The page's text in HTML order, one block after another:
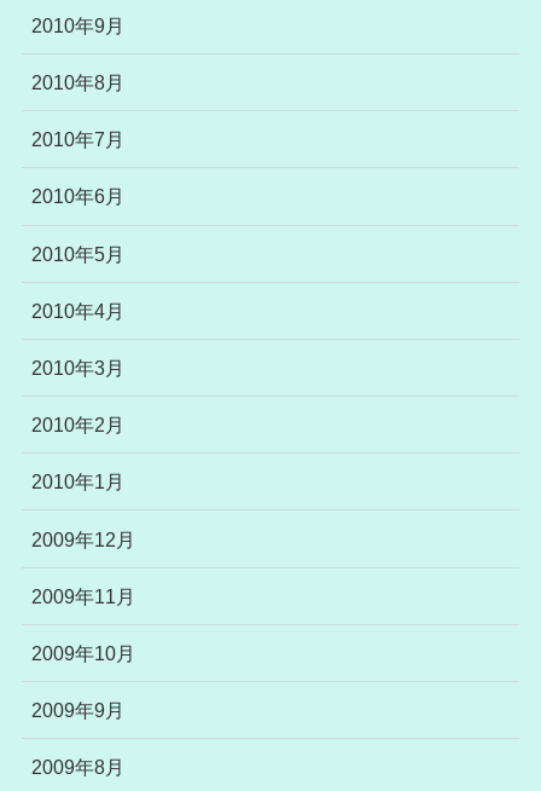
2010年9月
2010年8月
2010年7月
2010年6月
2010年5月
2010年4月
2010年3月
2010年2月
2010年1月
2009年12月
2009年11月
2009年10月
2009年9月
2009年8月